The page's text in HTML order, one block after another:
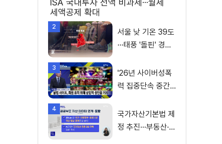
ISA 국내투자 전액 비과세···월세
세액공제 확대
2
서울 낮 기온 39도
···태풍 '돌핀' 경로
3
'26년 사이버성폭
력 집중단속 중간
진계획은?
4
국가자산기본법 제
정 추진···부동산·주